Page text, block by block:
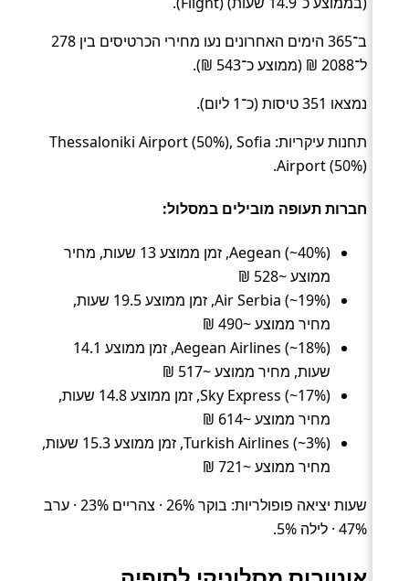
ב־365 הימים האחרונים נעו מחירי הכרטיסים בין 278
ל־2088 ₪ (ממוצע כ־543 ₪).
נמצאו 351 טיסות (כ־1 ליום).
תחנות עיקריות: Thessaloniki Airport (50%), Sofia
Airport (50%).
חברות תעופה מובילים במסלול:
Aegean (~40%), זמן ממוצע 13 שעות, מחיר
ממוצע ~528 ₪
Air Serbia (~19%), זמן ממוצע 19.5 שעות,
מחיר ממוצע ~490 ₪
Aegean Airlines (~18%), זמן ממוצע 14.1
שעות, מחיר ממוצע ~517 ₪
Sky Express (~17%), זמן ממוצע 14.8 שעות,
מחיר ממוצע ~614 ₪
Turkish Airlines (~3%), זמן ממוצע 15.3 שעות,
מחיר ממוצע ~721 ₪
שעות יציאה פופולריות: בוקר 26% · צהריים 23% · ערב
47% · לילה 5%.